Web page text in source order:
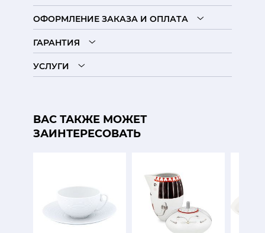
ОФОРМЛЕНИЕ ЗАКАЗА И ОПЛАТА
ГАРАНТИЯ
УСЛУГИ
ВАС ТАКЖЕ МОЖЕТ
ЗАИНТЕРЕСОВАТЬ